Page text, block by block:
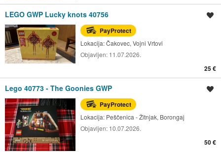
LEGO GWP Lucky knots 40756
PayProtect
Lokacija:Čakovec, Vojni Vrtovi
Objavljen: 11.07.2026.
25 €
Lego 40773 - The Goonies GWP
PayProtect
Lokacija: Peščenica - Žitnjak, Borongaj
Objavljen: 10.07.2026.
50 €